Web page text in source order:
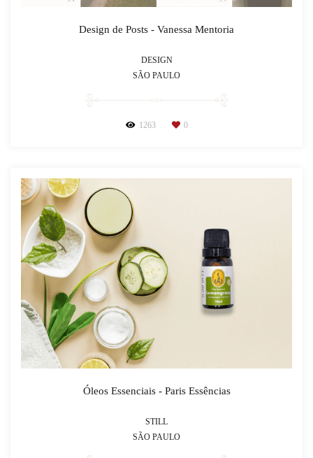
Design de Posts - Vanessa Mentoria
DESIGN
SÃO PAULO
1263 0
Óleos Essenciais - Paris Essências
STILL
SÃO PAULO